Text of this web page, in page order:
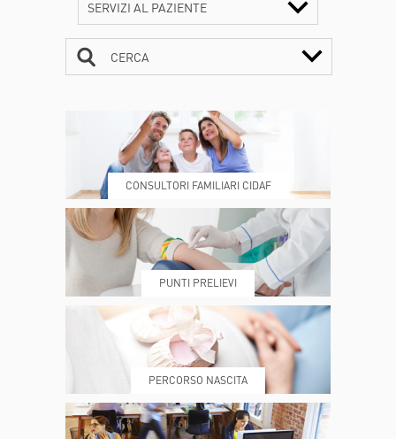
SERVIZI AL PAZIENTE
DOVE SIAMO ESAMI E VISITE
PRENOTA MY POLI
CERCA
CONSULTORI FAMILIARI CIDAF
PUNTI PRELIEVI
PERCORSO NASCITA